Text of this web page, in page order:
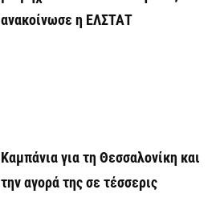
ανακοίνωσε η ΕΛΣΤΑΤ
Καμπάνια για τη Θεσσαλονίκη και
την αγορά της σε τέσσερις